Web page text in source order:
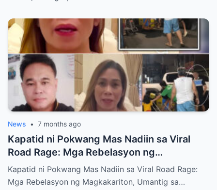
taon na ang nakalilipas at naghahayag ng
isang pahayag.
News • 7 months ago
Kapatid ni Pokwang Mas Nadiin sa Viral
Road Rage: Mga Rebelasyon ng
Magkakariton, Umantig sa Publiko
Kapatid ni Pokwang Mas Nadiin sa Viral Road Rage:
Mga Rebelasyon ng Magkakariton, Umantig sa…